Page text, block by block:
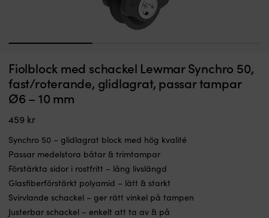
Fiolblock med schackel Lewmar Synchro 50,
fast/roterande, glidlagrat, passar tampar
Ø6 – 10 mm
459 kr
Synchro 50 – glidlagrat block med hög kvalité
Passar medelstora båtar & trimtampar
Förstärkta sidor i rostfritt – lång livslängd
Glasfiberförstärkt polyamid – lätt & starkt
Svirvlande schackel – ger rätt vinkel på tampen
Justerbar schackel – enkelt att ta av & på